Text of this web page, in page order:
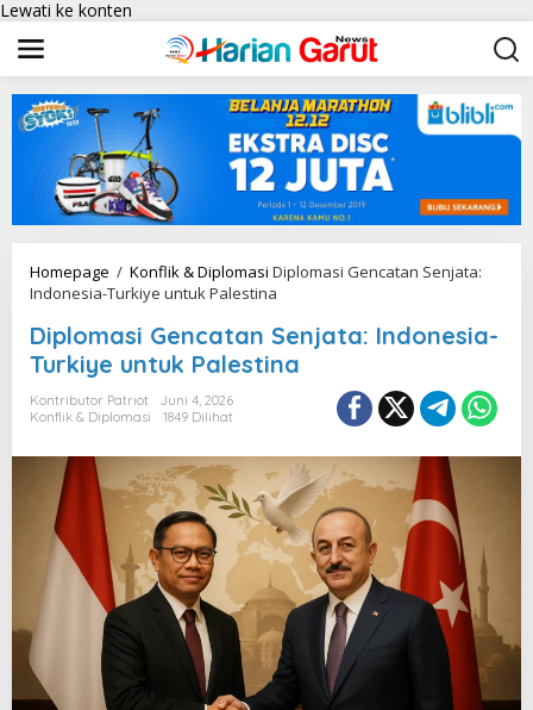
Lewati ke konten
Homepage / Konflik & Diplomasi Diplomasi Gencatan Senjata:
Indonesia-Turkiye untuk Palestina
Diplomasi Gencatan Senjata: Indonesia-
Turkiye untuk Palestina
Kontributor Patriot
Juni 4, 2026
Konflik & Diplomasi
1849 Dilihat